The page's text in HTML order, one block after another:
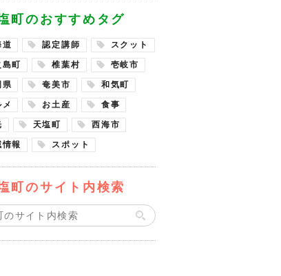
町のおすすめタグ
道 認定講師 スクット
島町 椎葉村 壱岐市
県 奄美市 和気町
メ お土産 食事
天塩町 西海市
報 スポット
町のサイト内検索